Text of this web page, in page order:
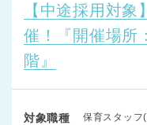
【中途採用対
催！『開催場所
階』
対象職種
保育スタッフ